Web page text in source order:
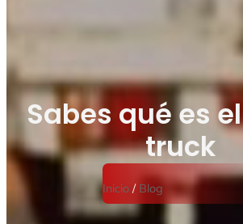
Sabes qué es
truck
Inicio/ Blog